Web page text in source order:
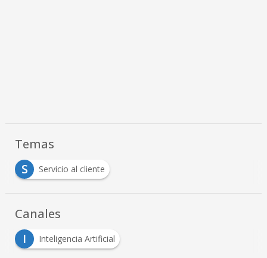
Temas
S
Servicio al cliente
Canales
I
Inteligencia Artificial